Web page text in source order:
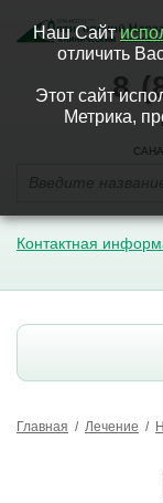
8
Контактная
Главная / Лечение /
Наш Сайт
отличить
Этот сайт
Метрика,